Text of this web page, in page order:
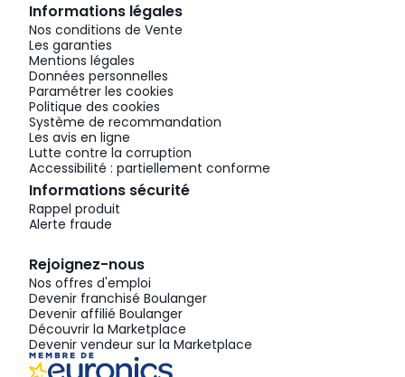
Informations légales
Nos conditions de Vente
Les garanties
Mentions légales
Données personnelles
Paramétrer les cookies
Politique des cookies
Système de recommandation
Les avis en ligne
Lutte contre la corruption
Accessibilité : partiellement conforme
Informations sécurité
Rappel produit
Alerte fraude
Rejoignez-nous
Nos offres d'emploi
Devenir franchisé Boulanger
Devenir affilié Boulanger
Découvrir la Marketplace
Devenir vendeur sur la Marketplace